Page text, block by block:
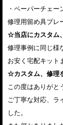
・ペーパーチェー
修理用留め具プレ
☆当店にカスタム
修理事例に同じ様
お安く宅配キット
☆カスタム、修理
この度はありがと
ご丁寧な対応、ラ
した。